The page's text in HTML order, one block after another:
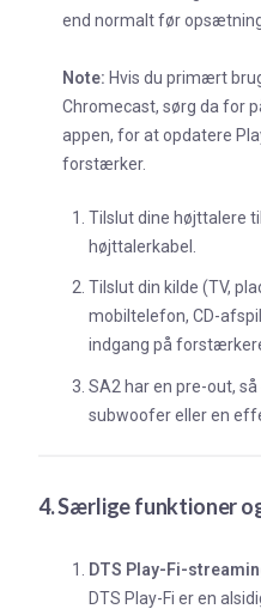
end normalt før
Note: Hvis du primært
Chromecast, sørg da for
appen, for at opdatere
forstærker.
Tilslut dine højttalere
højttalerkabel.
Tilslut din kilde (TV,
mobiltelefon, CD-
indgang på
SA2 har en pre-out,
subwoofer eller en
4. Særlige funktioner
DTS Play-Fi-
DTS Play-Fi er en